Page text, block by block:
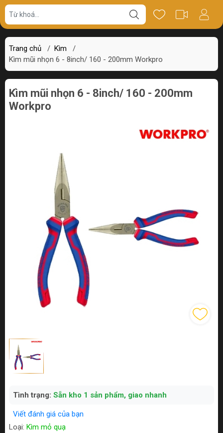
Trang chủ / Kìm
/
Kìm mũi nhọn 6 - 8inch/ 160 - 200mm Workpro
Giá bán Thông số Review
Kìm mũi nhọn 6 - 8inch/ 160 - 200mm
Workpro
Tình trạng: Sẵn kho 1 sản phẩm, giao nhanh
Viết đánh giá của bạn
Loại: Kìm mỏ quạ